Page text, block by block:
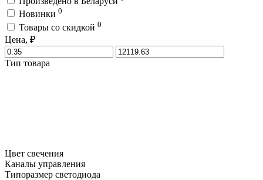
Новинки 0
Товары со скидкой 0
Цена, ₽
Тип товара
Цвет свечения
Каналы управления
Типоразмер светодиода